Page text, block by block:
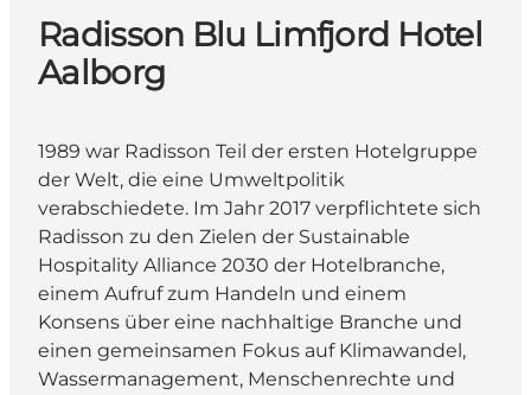
Radisson Blu Limfjord Hotel
Aalborg
1989 war Radisson Teil der ersten Hotelgruppe
der Welt, die eine Umweltpolitik
verabschiedete. Im Jahr 2017 verpflichtete sich
Radisson zu den Zielen der Sustainable
Hospitality Alliance 2030 der Hotelbranche,
einem Aufruf zum Handeln und einem
Konsens über eine nachhaltige Branche und
einen gemeinsamen Fokus auf Klimawandel,
Wassermanagement, Menschenrechte und